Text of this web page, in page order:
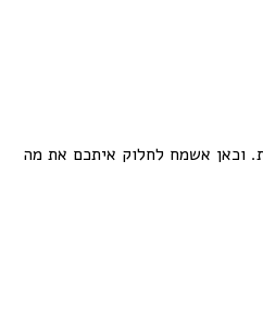
וכאן אשמח לחלוק איתכם את מה